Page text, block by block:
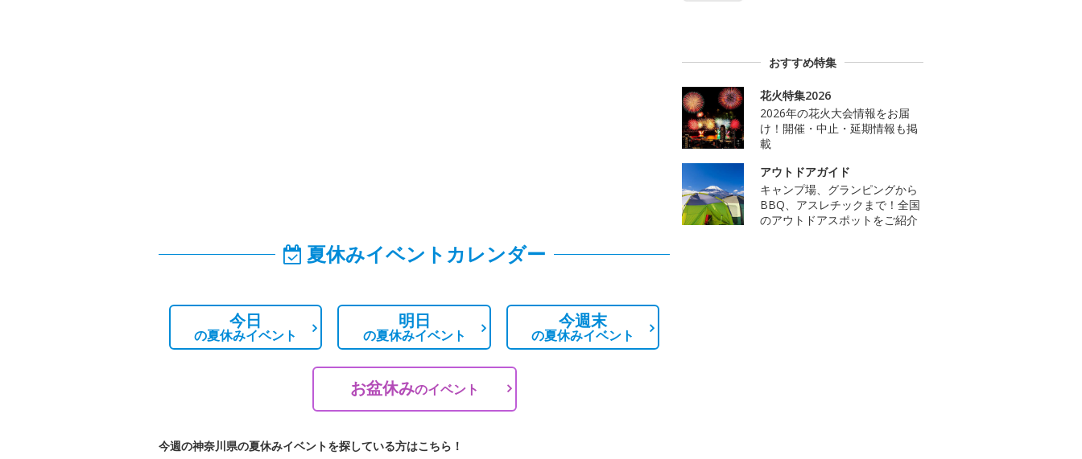
夏休みイベントカレンダー
今日
の夏休みイベント
明日
の夏休みイベント
今週末
の夏休みイベント
お盆休みのイベント
今週の神奈川県の夏休みイベントを探している方はこちら！
おすすめ特集
花火特集2026
2026年の花火大会情報をお届
け！開催・中止・延期情報も掲
載
アウトドアガイド
キャンプ場、グランピングから
BBQ、アスレチックまで！全国
のアウトドアスポットをご紹介